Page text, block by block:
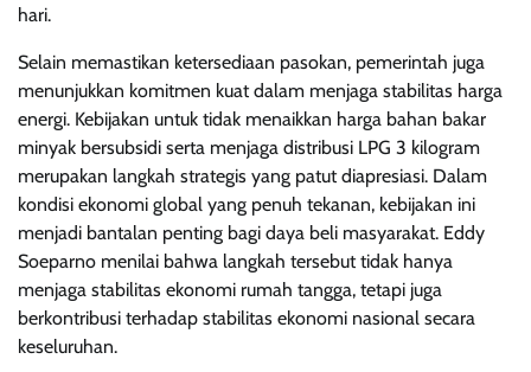
hari.
Selain memastikan ketersediaan pasokan, pemerintah juga
menunjukkan komitmen kuat dalam menjaga stabilitas harga
energi. Kebijakan untuk tidak menaikkan harga bahan bakar
minyak bersubsidi serta menjaga distribusi LPG 3 kilogram
merupakan langkah strategis yang patut diapresiasi. Dalam
kondisi ekonomi global yang penuh tekanan, kebijakan ini
menjadi bantalan penting bagi daya beli masyarakat. Eddy
Soeparno menilai bahwa langkah tersebut tidak hanya
menjaga stabilitas ekonomi rumah tangga, tetapi juga
berkontribusi terhadap stabilitas ekonomi nasional secara
keseluruhan.